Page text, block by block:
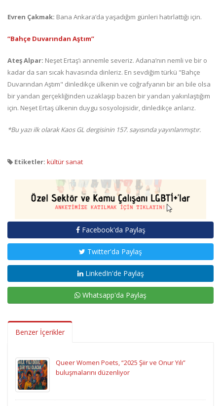
Evren Çakmak: Bana Ankara’da yaşadığım günleri hatırlattığı için.
“Bahçe Duvarından Aştım”
Ateş Alpar: Neşet Ertaş’ı annemle severiz. Adana’nın nemli ve bir o
kadar da sarı sıcak havasında dinleriz. En sevdiğim türkü "Bahçe
Duvarından Aştım" dinledikçe ülkenin ve coğrafyanın bir an bile olsa
bir yandan gerçekliğinden uzaklaşıp bazen bir yandan yakınlaştığım
için. Neşet Ertaş ülkenin duygu sosyolojisidir, dinledikçe anlarız.
*Bu yazı ilk olarak Kaos GL dergisinin 157. sayısında yayınlanmıştır.
Etiketler: kültür sanat
Facebook'da Paylaş
Twitter'da Paylaş
LinkedIn'de Paylaş
Whatsapp'da Paylaş
Benzer İçerikler
Queer Women Poets, “2025 Şiir ve Onur Yılı”
buluşmalarını düzenliyor